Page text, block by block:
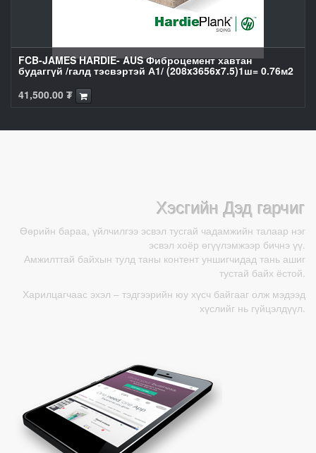
FCB-JAMES HARDIE- AUS Фиброцемент хавтан
будаггүй /галд тэсвэртэй А1/ (208x3656x7.5)1ш= 0.76м2
41,500.00 ₮
Хэсгийн Дэд гарчиг
Өөрийн бараа, үйлчилгээ эсвэл тусгай чадамжийн талаар нэг
эсвэл хоёр өгүүлэмжээр бичнэ үү.
Амжилттай байхын тулд таны контент уншигчидад тань ашиг
тустай байх ёстой.
Харилцагчаас эхэл – тэдгээрийн юу хүсч байгааг олж мэдээд
хүслийг нь гүйцэлдүүл.